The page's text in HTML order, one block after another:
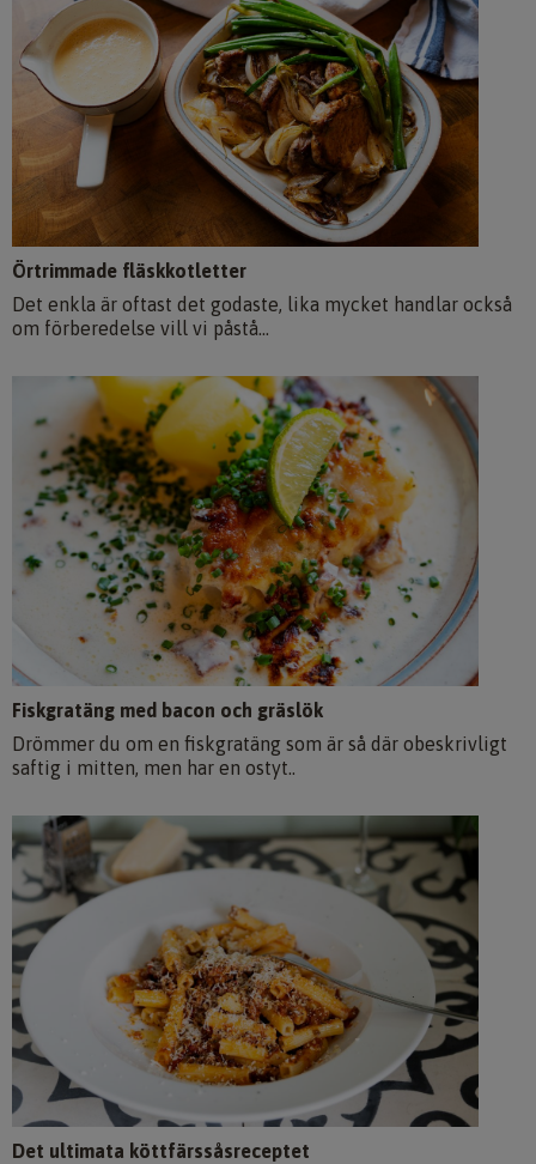
Örtrimmade fläskkotletter
Det enkla är oftast det godaste, lika mycket handlar också
om förberedelse vill vi påstå...
Fiskgratäng med bacon och gräslök
Drömmer du om en fiskgratäng som är så där obeskrivligt
saftig i mitten, men har en ostyt..
Det ultimata köttfärssåsreceptet